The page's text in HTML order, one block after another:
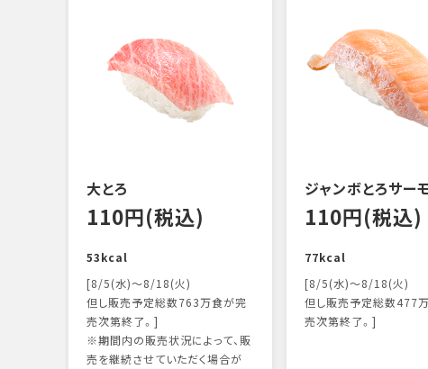
大とろ
110円(税込)
53kcal
[8/5(水)～8/18(火)
但し販売予定総数763万食が完
売次第終了。]
※期間内の販売状況によって、販
売を継続させていただく場合が
ジャンボとろサー
110円(税込)
77kcal
[8/5(水)～8/18(火)
但し販売予定総数477
売次第終了。]